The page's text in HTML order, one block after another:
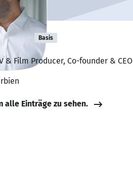
Basis
& Film Producer, Co-founder &
alle Einträge zu sehen.